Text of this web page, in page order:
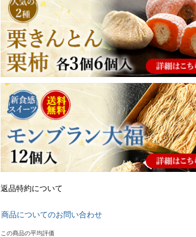
返品特約について
商品についてのお問い合わせ